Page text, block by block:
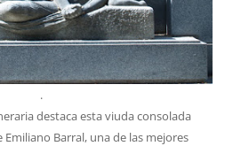
.
destaca esta viuda consolada
Barral, una de las mejores